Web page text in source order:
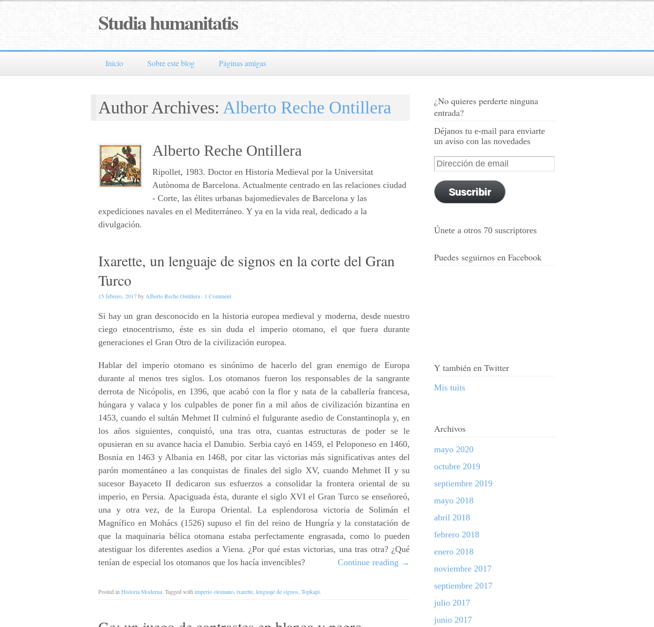
Studia humanitatis
Inicio Sobre este blog Páginas amigas
Author Archives: Alberto Reche Ontillera
Alberto Reche Ontillera
Ripollet, 1983. Doctor en Historia Medieval por la Universitat
Autònoma de Barcelona. Actualmente centrado en las relaciones ciudad
- Corte, las élites urbanas bajomedievales de Barcelona y las
expediciones navales en el Mediterráneo. Y ya en la vida real, dedicado a la
divulgación.
Ixarette, un lenguaje de signos en la corte del Gran
Turco
15 febrero, 2017by Alberto Reche Ontillera · 1 Comment
Si hay un gran desconocido en la historia europea medieval y moderna, desde nuestro
ciego etnocentrismo, éste es sin duda el imperio otomano, el que fuera durante
generaciones el Gran Otro de la civilización europea.
Hablar del imperio otomano es sinónimo de hacerlo del gran enemigo de Europa
durante al menos tres siglos. Los otomanos fueron los responsables de la sangrante
derrota de Nicópolis, en 1396, que acabó con la flor y nata de la caballería francesa,
húngara y valaca y los culpables de poner fin a mil años de civilización bizantina en
1453, cuando el sultán Mehmet II culminó el fulgurante asedio de Constantinopla y, en
los años siguientes, conquistó, una tras otra, cuantas estructuras de poder se le
opusieran en su avance hacia el Danubio. Serbia cayó en 1459, el Peloponeso en 1460,
Bosnia en 1463 y Albania en 1468, por citar las victorias más significativas antes del
parón momentáneo a las conquistas de finales del siglo XV, cuando Mehmet II y su
sucesor Bayaceto II dedicaron sus esfuerzos a consolidar la frontera oriental de su
imperio, en Persia. Apaciguada ésta, durante el siglo XVI el Gran Turco se enseñoreó,
una y otra vez, de la Europa Oriental. La esplendorosa victoria de Solimán el
Magnífico en Mohács (1526) supuso el fin del reino de Hungría y la constatación de
que la maquinaria bélica otomana estaba perfectamente engrasada, como lo pueden
atestiguar los diferentes asedios a Viena. ¿Por qué estas victorias, una tras otra? ¿Qué
tenían de especial los otomanos que los hacía invencibles?
Continue reading →
Posted in Historia Moderna. Tagged with imperio otomano ixarette lenguaje de signos Topkapi.
¿No quieres perderte ninguna
entrada?
Déjanos tu e-mail para enviarte
un aviso con las novedades
Suscribir
Únete a otros 70 suscriptores
Puedes seguirnos en Facebook
Y también en Twitter
Mis tuits
Archivos
mayo 2020
octubre 2019
septiembre 2019
mayo 2018
abril 2018
febrero 2018
enero 2018
noviembre 2017
septiembre 2017
julio 2017
junio 2017